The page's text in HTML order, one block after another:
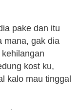
pake dan itu
mana, gak dia
kost ku,
kalo mau tinggal